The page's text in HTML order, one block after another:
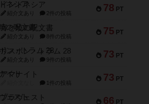
78 PT
インドネシア
紹介文あり 2件の投稿
75 PT
宵と暁の呪文書
紹介文あり 8件の投稿
73 PT
リスボン・トラム 28
紹介文あり 9件の投稿
73 PT
アマナイト
1件の投稿
66 PT
ブラヴェスト